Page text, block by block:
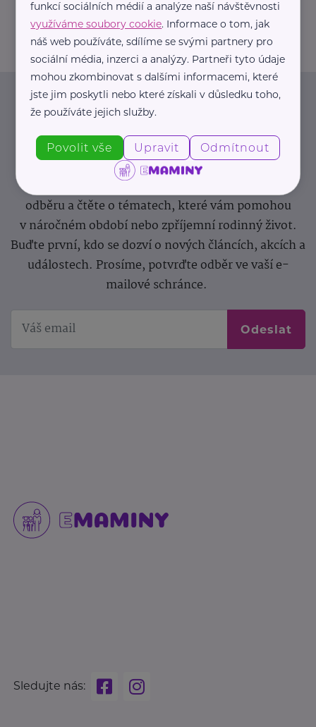
greendoors@greendoors.cz
Newsletter
Pravidelný přísun novinek, inspirace na každý den,
podpora pro rodiče i sdílení zkušeností. Takový je
Newsletter webu eMaminy.cz. Přihlaste se k jeho
odběru a čtěte o tématech, které vám pomohou
v náročném období nebo zpříjemní rodinný život.
Buďte první, kdo se dozví o nových článcích, akcích a
událostech. Prosíme, potvrďte odběr ve vaší e-
mailové schránce.
Odeslat
Sledujte nás:
funkcí sociálních médií a analýze naší návštěvnosti
využíváme soubory cookie. Informace o tom, jak
náš web používáte, sdílíme se svými partnery pro
sociální média, inzerci a analýzy. Partneři tyto údaje
mohou zkombinovat s dalšími informacemi, které
jste jim poskytli nebo které získali v důsledku toho,
že používáte jejich služby.
Povolit vše Upravit Odmítnout